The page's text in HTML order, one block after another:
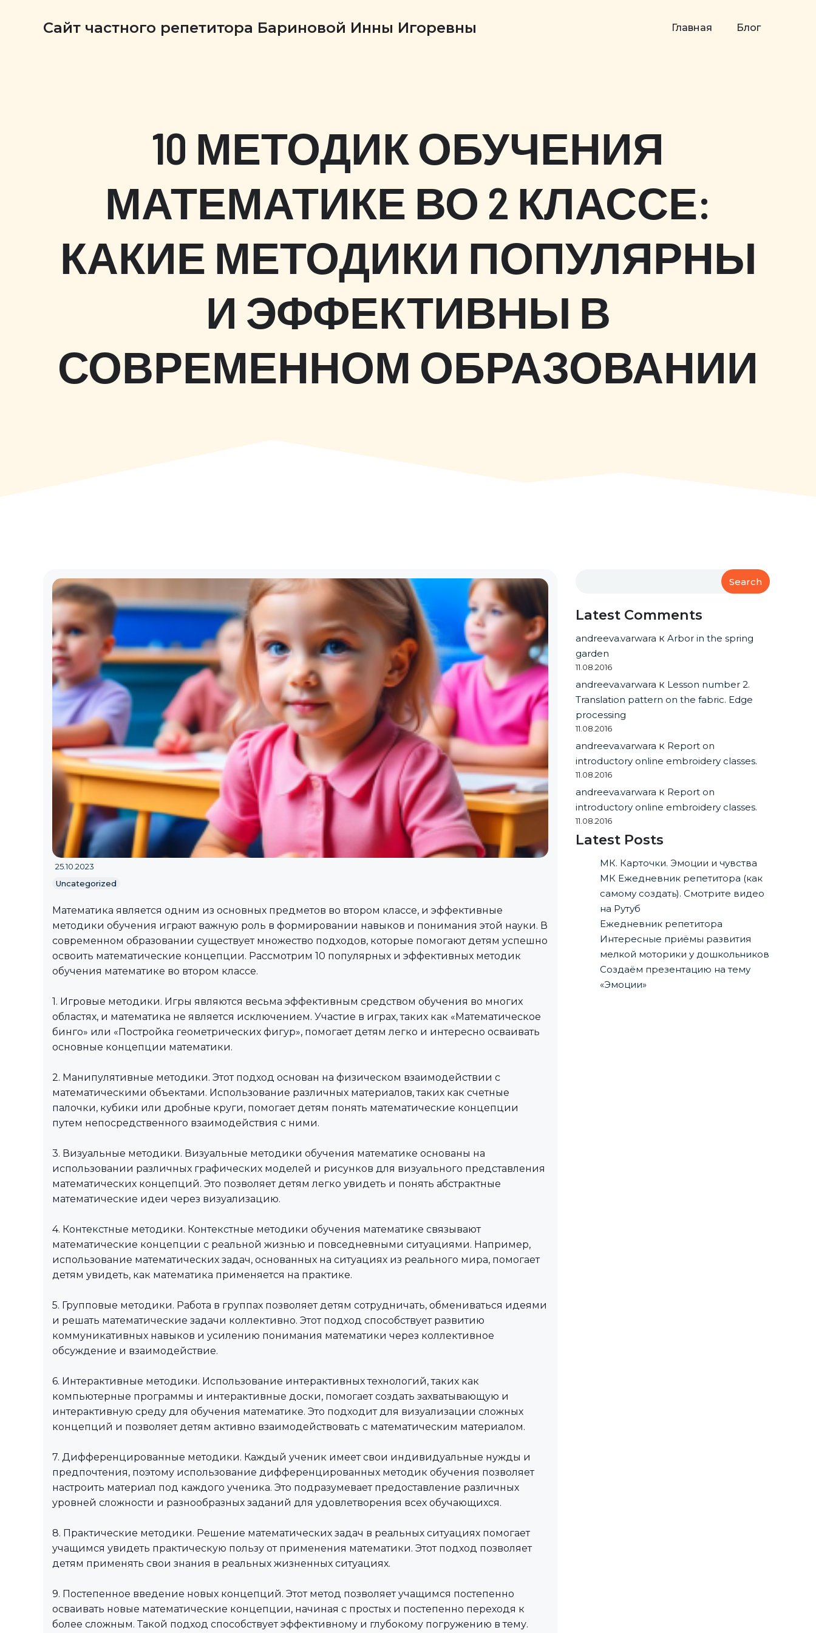
Сайт частного репетитора Бариновой Инны Игоревны Главная Блог
10 МЕТОДИК ОБУЧЕНИЯ
МАТЕМАТИКЕ ВО 2 КЛАССЕ:
КАКИЕ МЕТОДИКИ ПОПУЛЯРНЫ
И ЭФФЕКТИВНЫ В
СОВРЕМЕННОМ ОБРАЗОВАНИИ
25.10.2023
Uncategorized
Математика является одним из основных предметов во втором классе, и эффективные
методики обучения играют важную роль в формировании навыков и понимания этой науки. В
современном образовании существует множество подходов, которые помогают детям успешно
освоить математические концепции. Рассмотрим 10 популярных и эффективных методик
обучения математике во втором классе.
1. Игровые методики. Игры являются весьма эффективным средством обучения во многих
областях, и математика не является исключением. Участие в играх, таких как «Математическое
бинго» или «Постройка геометрических фигур», помогает детям легко и интересно осваивать
основные концепции математики.
2. Манипулятивные методики. Этот подход основан на физическом взаимодействии с
математическими объектами. Использование различных материалов, таких как счетные
палочки, кубики или дробные круги, помогает детям понять математические концепции
путем непосредственного взаимодействия с ними.
3. Визуальные методики. Визуальные методики обучения математике основаны на
использовании различных графических моделей и рисунков для визуального представления
математических концепций. Это позволяет детям легко увидеть и понять абстрактные
математические идеи через визуализацию.
4. Контекстные методики. Контекстные методики обучения математике связывают
математические концепции с реальной жизнью и повседневными ситуациями. Например,
использование математических задач, основанных на ситуациях из реального мира, помогает
детям увидеть, как математика применяется на практике.
5. Групповые методики. Работа в группах позволяет детям сотрудничать, обмениваться идеями
и решать математические задачи коллективно. Этот подход способствует развитию
коммуникативных навыков и усилению понимания математики через коллективное
обсуждение и взаимодействие.
6. Интерактивные методики. Использование интерактивных технологий, таких как
компьютерные программы и интерактивные доски, помогает создать захватывающую и
интерактивную среду для обучения математике. Это подходит для визуализации сложных
концепций и позволяет детям активно взаимодействовать с математическим материалом.
7. Дифференцированные методики. Каждый ученик имеет свои индивидуальные нужды и
предпочтения, поэтому использование дифференцированных методик обучения позволяет
настроить материал под каждого ученика. Это подразумевает предоставление различных
уровней сложности и разнообразных заданий для удовлетворения всех обучающихся.
8. Практические методики. Решение математических задач в реальных ситуациях помогает
учащимся увидеть практическую пользу от применения математики. Этот подход позволяет
детям применять свои знания в реальных жизненных ситуациях.
9. Постепенное введение новых концепций. Этот метод позволяет учащимся постепенно
осваивать новые математические концепции, начиная с простых и постепенно переходя к
более сложным. Такой подход способствует эффективному и глубокому погружению в тему.
Search
Latest Comments
andreeva.varwara кArbor in the spring
garden
11.08.2016
andreeva.varwara к Lesson number 2.
Translation pattern on the fabric. Edge
processing
11.08.2016
andreeva.varwara к Report on
introductory online embroidery classes.
11.08.2016
andreeva.varwara к Report on
introductory online embroidery classes.
11.08.2016
Latest Posts
МК. Карточки. Эмоции и чувства
МК Ежедневник репетитора (как
самому создать). Смотрите видео
на Рутуб
Ежедневник репетитора
Интересные приёмы развития
мелкой моторики у дошкольников
Создаём презентацию на тему
«Эмоции»